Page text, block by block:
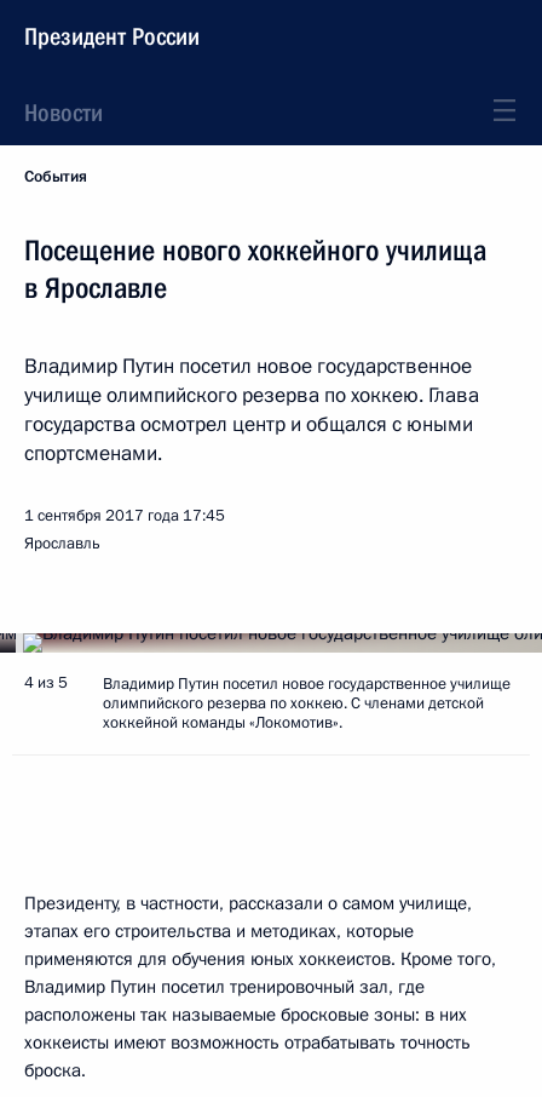
Президент России
Новости
События
Посещение нового хоккейного училища
в Ярославле
Владимир Путин посетил новое государственное
училище олимпийского резерва по хоккею. Глава
государства осмотрел центр и общался с юными
спортсменами.
1 сентября 2017 года 17:45
Ярославль
4 из 5
Владимир Путин посетил новое государственное училище
олимпийского резерва по хоккею. С членами детской
хоккейной команды «Локомотив».
Президенту, в частности, рассказали о самом училище,
этапах его строительства и методиках, которые
применяются для обучения юных хоккеистов. Кроме того,
Владимир Путин посетил тренировочный зал, где
расположены так называемые бросковые зоны: в них
хоккеисты имеют возможность отрабатывать точность
броска.